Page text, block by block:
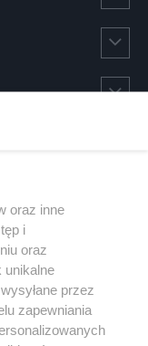
oraz inne
i
oraz
unikalne
przez
zapewniania